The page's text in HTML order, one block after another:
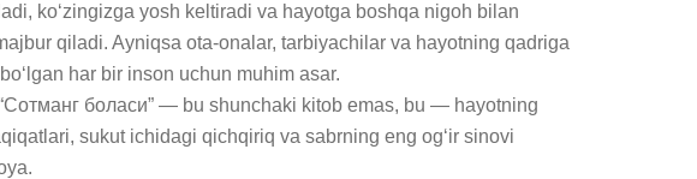
ko‘zingizga yosh keltiradi va hayotga boshqa nigoh bilan
qiladi. Ayniqsa ota-onalar, tarbiyachilar va hayotning qadriga
har bir inson uchun muhim asar.
боласи” — bu shunchaki kitob emas, bu — hayotning
sukut ichidagi qichqiriq va sabrning eng og‘ir sinovi